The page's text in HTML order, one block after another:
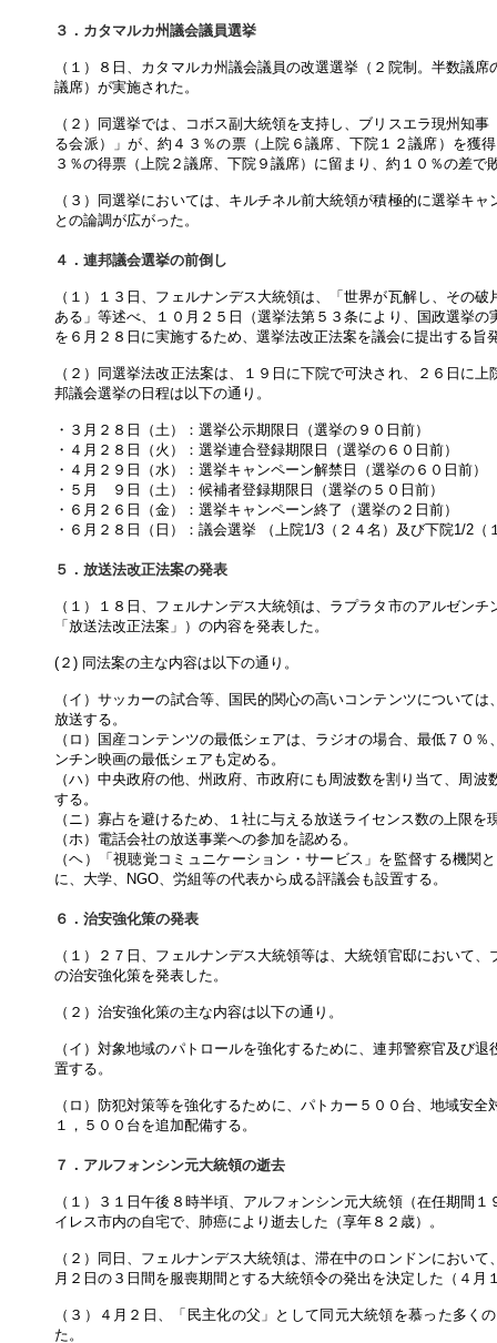
３．カタマルカ州議会議員選挙
（１）８日、カタマルカ州議会議員の改選選挙（２院制。半数議
議席）が実施された。
（２）同選挙では、コボス副大統領を支持し、ブリスエラ現州知
る会派）」が、約４３％の票（上院６議席、下院１２議席）を獲
３％の得票（上院２議席、下院９議席）に留まり、約１０％の差で
（３）同選挙においては、キルチネル前大統領が積極的に選挙キ
との論調が広がった。
４．連邦議会選挙の前倒し
（１）１３日、フェルナンデス大統領は、「世界が瓦解し、その
ある」等述べ、１０月２５日（選挙法第５３条により、国政選挙
を６月２８日に実施するため、選挙法改正法案を議会に提出する旨
（２）同選挙法改正法案は、１９日に下院で可決され、２６日に
邦議会選挙の日程は以下の通り。
・３月２８日（土）：選挙公示期限日（選挙の９０日前）
・４月２８日（火）：選挙連合登録期限日（選挙の６０日前）
・４月２９日（水）：選挙キャンペーン解禁日（選挙の６０日前）
・５月 ９日（土）：候補者登録期限日（選挙の５０日前）
・６月２６日（金）：選挙キャンペーン終了（選挙の２日前）
・６月２８日（日）：議会選挙 （上院1/3（２４名）及び下院1/2（
５．放送法改正法案の発表
（１）１８日、フェルナンデス大統領は、ラプラタ市のアルゼン
「放送法改正法案」）の内容を発表した。
(２) 同法案の主な内容は以下の通り。
（イ）サッカーの試合等、国民的関心の高いコンテンツについて
放送する。
（ロ）国産コンテンツの最低シェアは、ラジオの場合、最低７０
ンチン映画の最低シェアも定める。
（ハ）中央政府の他、州政府、市政府にも周波数を割り当て、周
する。
（ニ）寡占を避けるため、１社に与える放送ライセンス数の上限
（ホ）電話会社の放送事業への参加を認める。
（ヘ）「視聴覚コミュニケーション・サービス」を監督する機
に、大学、NGO、労組等の代表から成る評議会も設置する。
６．治安強化策の発表
（１）２７日、フェルナンデス大統領等は、大統領官邸において
の治安強化策を発表した。
（２）治安強化策の主な内容は以下の通り。
（イ）対象地域のパトロールを強化するために、連邦警察官及び
置する。
（ロ）防犯対策等を強化するために、パトカー５００台、地域安
１，５００台を追加配備する。
７．アルフォンシン元大統領の逝去
（１）３１日午後８時半頃、アルフォンシン元大統領（在任期間
イレス市内の自宅で、肺癌により逝去した（享年８２歳）。
（２）同日、フェルナンデス大統領は、滞在中のロンドンにおい
月２日の３日間を服喪期間とする大統領令の発出を決定した（４月
（３）４月２日、「民主化の父」として同元大統領を慕った多
た。